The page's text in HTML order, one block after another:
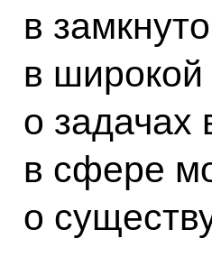
в
в широкой
о задачах
в сфере
о